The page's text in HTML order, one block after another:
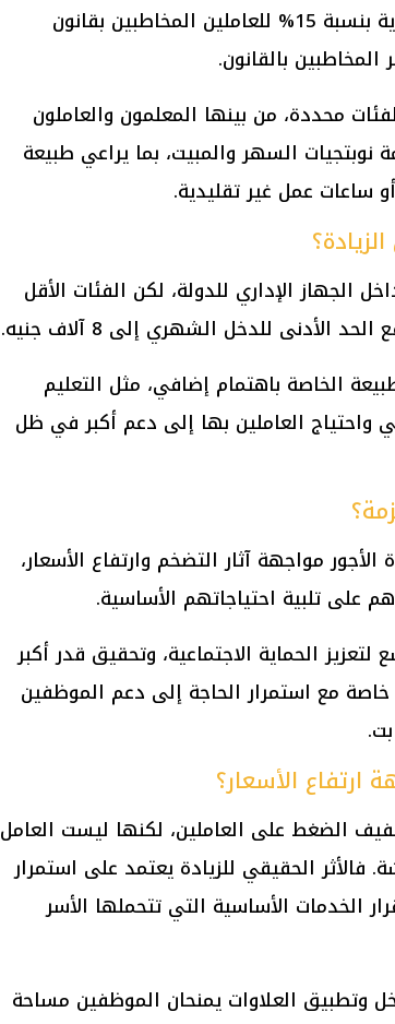
بنسبة 15% للعاملين المخاطبين بقانون
محددة، من بينها المعلمون والعاملون
السهر والمبيت، بما يراعي طبيعة
ساعات عمل غير تقليدية.
الجهاز الإداري للدولة، لكن الفئات الأقل
الأدنى للدخل الشهري إلى 8 آلاف جنيه.
الخاصة باهتمام إضافي، مثل التعليم
واحتياج العاملين بها إلى دعم أكبر في ظل
الأجورمواجهة آثار التضخم وارتفاع الأسعار،
على تلبية احتياجاتهم الأساسية.
لتعزيز الحماية الاجتماعية، وتحقيق قدر أكبر
خاصة مع استمرار الحاجة إلى دعم الموظفين
ارتفاع الأسعار؟
الضغط على العاملين، لكنها ليست العامل
الحقيقي للزيادة يعتمد على استمرار
الخدمات الأساسية التي تتحملها الأسر
وتطبيق العلاوات يمنحان الموظفين مساحة